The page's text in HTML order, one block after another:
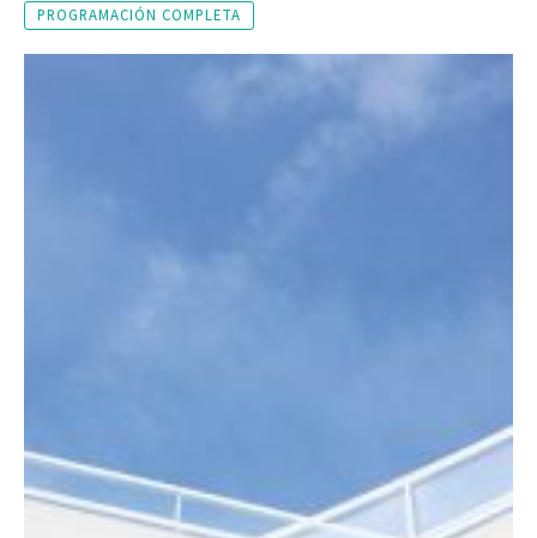
PROGRAMACIÓN COMPLETA